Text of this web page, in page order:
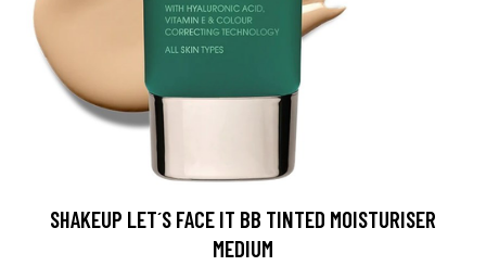
SHAKEUP LET´S FACE IT BB TINTED MOISTURISER
MEDIUM